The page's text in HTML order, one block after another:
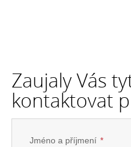
Zaujaly Vás
kontaktovat
Jméno a příjmení *